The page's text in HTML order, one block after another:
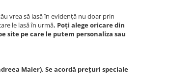
vrea să iasă în evidență nu doar prin
le lasă în urmă. Poți alege oricare din
site pe care le putem personaliza sau
Maier). Se acordă prețuri speciale